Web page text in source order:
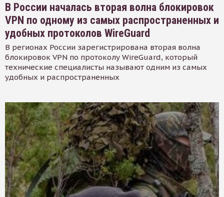
В России началась вторая волна блокировок
VPN по одному из самых распространенных и
удобных протоколов WireGuard
В регионах России зарегистрирована вторая волна
блокировок VPN по протоколу WireGuard, который
технические специалисты называют одним из самых
удобных и распространенных